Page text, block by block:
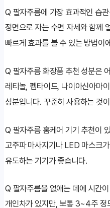
Q 팔자주름에 가장 효과적인 습
정면으로 자는 수면 자세와 함께
빠르게 효과를 볼 수 있는 방법이
Q 팔자주름 화장품 추천 성분은
레티놀, 펩타이드, 나이아신아마
성분입니다. 꾸준히 사용하는 것
Q 팔자주름 홈케어 기기 추천이
고주파 마사지기나 LED 마스크
유도하는 기기가 좋습니다.
Q 팔자주름을 없애는 데에 시간
개인차가 있지만, 보통 3~4주 정